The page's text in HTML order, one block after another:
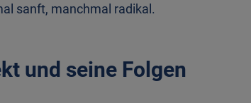
sanft, manchmal radikal.
und seine Folgen